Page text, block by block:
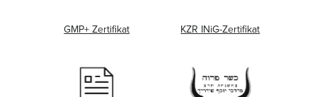
GMP+ Zertifikat KZR INiG-Zertifikat